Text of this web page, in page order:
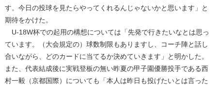
す。今日の投球を見たらやってくれるんじゃないかと思います」と
期待をかけた。
U-18W杯での起用の構想については「先発で行きたいなとは思っ
ています。（大会規定の）球数制限もありますし、コーチ陣と話し
合いながら、どのカードに当てるか決めていきます」と明かした。
また、代表結成後に実戦登板の無い昨夏の甲子園優勝投手である西
村一毅（京都国際）についても「本人は昨日も投げたいとは言った